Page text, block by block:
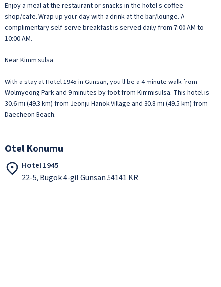
Enjoy a meal at the restaurant or snacks in the hotel s coffee
shop/cafe. Wrap up your day with a drink at the bar/lounge. A
complimentary self-serve breakfast is served daily from 7:00 AM to
10:00 AM.
Near Kimmisulsa
With a stay at Hotel 1945 in Gunsan, you ll be a 4-minute walk from
Wolmyeong Park and 9 minutes by foot from Kimmisulsa. This hotel is
30.6 mi (49.3 km) from Jeonju Hanok Village and 30.8 mi (49.5 km) from
Daecheon Beach.
Otel Konumu
Hotel 1945
22-5, Bugok 4-gil Gunsan 54141 KR